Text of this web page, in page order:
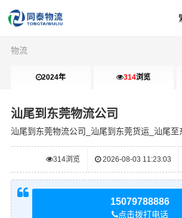
物流
2024年 314浏览
汕尾到东莞物流公司
汕尾到东莞物流公司_汕尾到东莞货运_汕尾至
314浏览 2026-08-03 11:23:03
15079788886
点击拨打电话